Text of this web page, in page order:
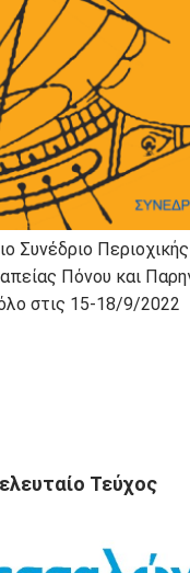
Συνέδριο Περιοχικής
Πόνου και
στις 15-18/9/2022
Τεύχος